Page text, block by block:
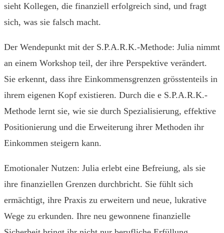
sieht Kollegen, die finanziell erfolgreich sind, und fragt
sich, was sie falsch macht.
Der Wendepunkt mit der S.P.A.R.K.-Methode: Julia nimmt
an einem Workshop teil, der ihre Perspektive verändert.
Sie erkennt, dass ihre Einkommensgrenzen grösstenteils in
ihrem eigenen Kopf existieren. Durch die e S.P.A.R.K.-
Methode lernt sie, wie sie durch Spezialisierung, effektive
Positionierung und die Erweiterung ihrer Methoden ihr
Einkommen steigern kann.
Emotionaler Nutzen: Julia erlebt eine Befreiung, als sie
ihre finanziellen Grenzen durchbricht. Sie fühlt sich
ermächtigt, ihre Praxis zu erweitern und neue, lukrative
Wege zu erkunden. Ihre neu gewonnene finanzielle